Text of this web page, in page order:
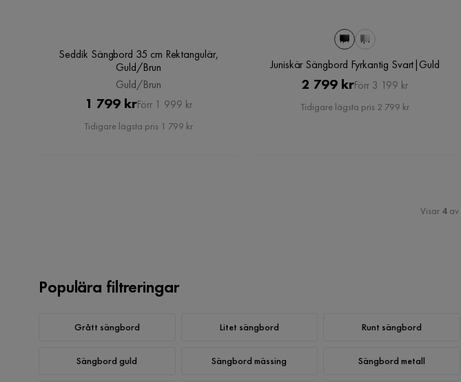
Seddik Sängbord 35 cm Rektangulär,
Guld/Brun
Guld/Brun
Pris
1 799 krOriginal
Pris
Förr 1 999 kr
Tidigare lägsta pris 1 799 kr
Juniskär Sängbord Fyrkantig Svart|Guld
Pris
2 799 krOriginal
Pris
Förr 3 199 kr
Tidigare lägsta pris 2 799 kr
Visar 4av
Populära filtreringar
Grått sängbord Litet sängbord Runt sängbord
Sängbord guld Sängbord mässing Sängbord metall